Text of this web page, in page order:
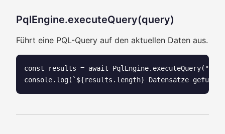
PqlEngine.executeQuery(query)
Führt eine PQL-Query auf den aktuellen Daten aus.
const results = await